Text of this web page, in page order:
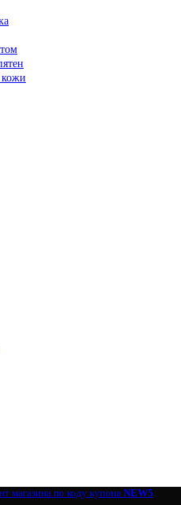
кожи
магазина по коду купона NEW5